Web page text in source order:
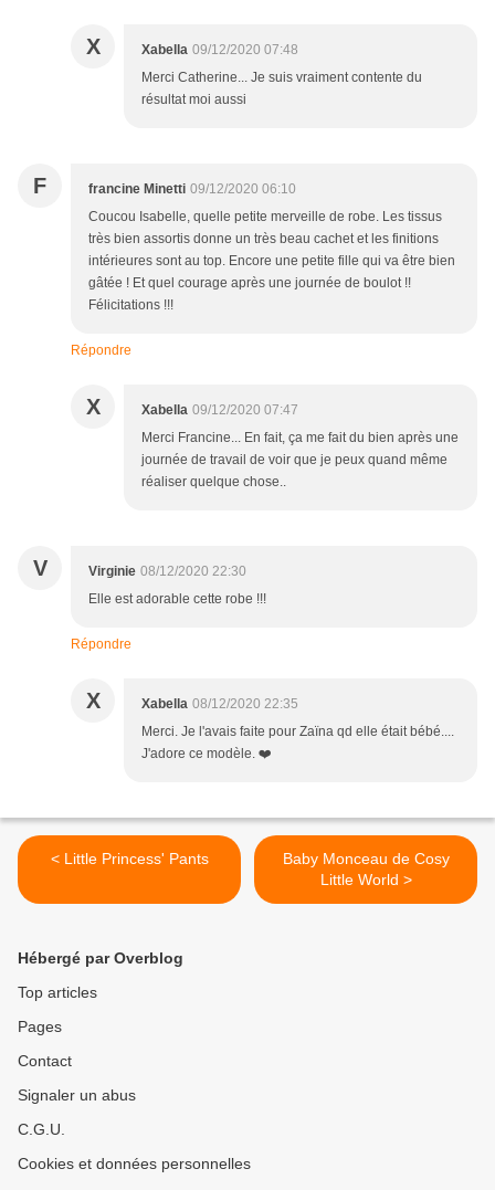
X Xabella 09/12/2020 07:48
Merci Catherine... Je suis vraiment contente du
résultat moi aussi
F francine Minetti 09/12/2020 06:10
Coucou Isabelle, quelle petite merveille de robe. Les tissus
très bien assortis donne un très beau cachet et les finitions
intérieures sont au top. Encore une petite fille qui va être bien
gâtée ! Et quel courage après une journée de boulot !!
Félicitations !!!
Répondre
X Xabella 09/12/2020 07:47
Merci Francine... En fait, ça me fait du bien après une
journée de travail de voir que je peux quand même
réaliser quelque chose..
V Virginie 08/12/2020 22:30
Elle est adorable cette robe !!!
Répondre
X Xabella 08/12/2020 22:35
Merci. Je l'avais faite pour Zaïna qd elle était bébé....
J'adore ce modèle. ❤️
< Little Princess' Pants
Baby Monceau de Cosy
Little World >
Hébergé par Overblog
Top articles
Pages
Contact
Signaler un abus
C.G.U.
Cookies et données personnelles